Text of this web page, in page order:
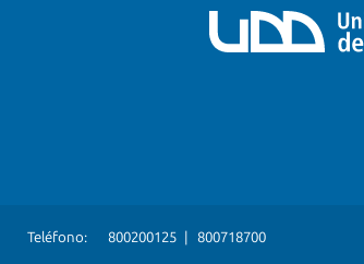
Teléfono: 800200125 800718700